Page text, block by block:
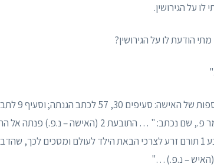
על הגירושין.
הודעת לו על הגירושין?
זרע. היה סוכם שהתובע 1 תורם זרע לצרכי הבאת הילד לעולם